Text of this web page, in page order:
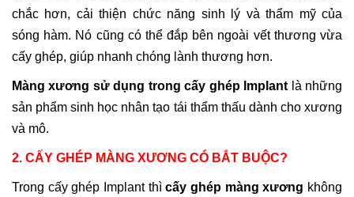
chắc hơn, cải thiện chức năng sinh lý và thẩm mỹ của
sóng hàm. Nó cũng có thể đắp bên ngoài vết thương vừa
cấy ghép, giúp nhanh chóng lành thương hơn.
Màng xương sử dụng trong cấy ghép Implant là những
sản phẩm sinh học nhân tạo tái thẩm thấu dành cho xương
và mô.
2. CẤY GHÉP MÀNG XƯƠNG CÓ BẮT BUỘC?
Trong cấy ghép Implant thìcấy ghép màng xương không